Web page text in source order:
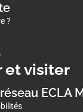
?
et visiter
ECLA